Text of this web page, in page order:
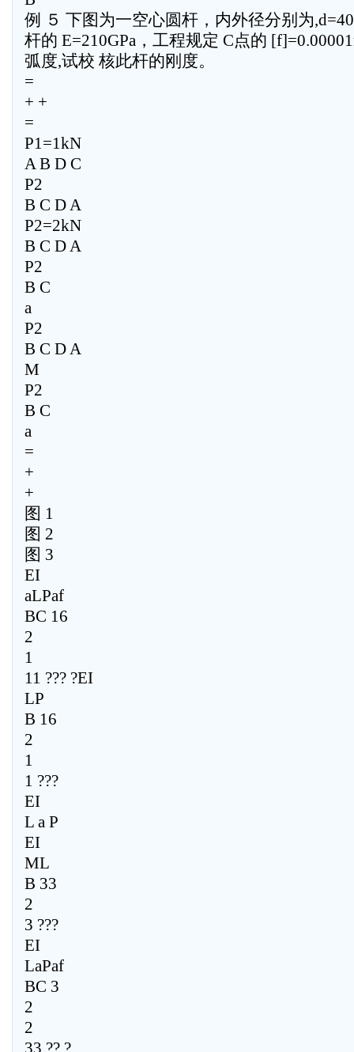
例 ５ 下图为一空心圆杆，内外径分别为
杆的 E=210GPa，工程规定 C点的
弧度,试校 核此杆的刚度。
=
+ +
=
P1=1kN
A B D C
P2
B C D A
P2=2kN
B C D A
P2
B C
a
P2
B C D A
M
P2
B C
a
=
+
+
图 1
图 2
图 3
EI
aLPaf
BC 16
2
1
11 ??? ?EI
LP
B 16
2
1
1 ???
EI
L a P
EI
ML
B 33
2
3 ???
EI
LaPaf
BC 3
2
2
33 ?? ?